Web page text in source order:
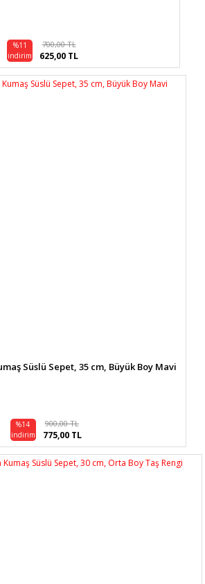
%11
indirim
700,00 TL
625,00 TL
Süslü Sepet, 35 cm, Büyük Boy Mavi
%14
indirim
900,00 TL
775,00 TL